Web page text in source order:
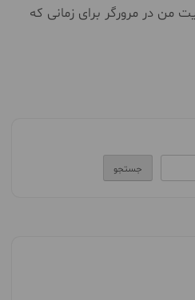
من در مرورگر برای زمانی که
جستجو